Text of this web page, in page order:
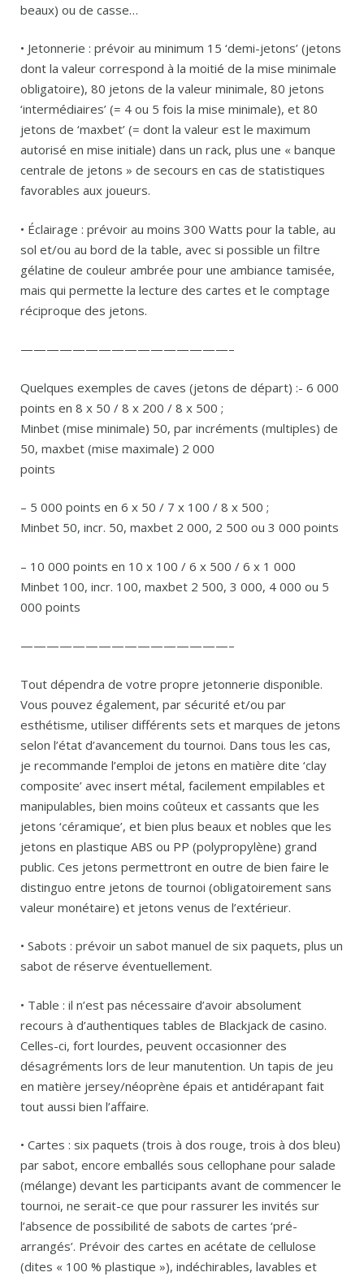
beaux) ou de casse…
• Jetonnerie : prévoir au minimum 15 ‘demi-jetons’ (jetons
dont la valeur correspond à la moitié de la mise minimale
obligatoire), 80 jetons de la valeur minimale, 80 jetons
‘intermédiaires’ (= 4 ou 5 fois la mise minimale), et 80
jetons de ‘maxbet’ (= dont la valeur est le maximum
autorisé en mise initiale) dans un rack, plus une « banque
centrale de jetons » de secours en cas de statistiques
favorables aux joueurs.
• Éclairage : prévoir au moins 300 Watts pour la table, au
sol et/ou au bord de la table, avec si possible un filtre
gélatine de couleur ambrée pour une ambiance tamisée,
mais qui permette la lecture des cartes et le comptage
réciproque des jetons.
————————————————–
Quelques exemples de caves (jetons de départ) :- 6 000
points en 8 x 50 / 8 x 200 / 8 x 500 ;
Minbet (mise minimale) 50, par incréments (multiples) de
50, maxbet (mise maximale) 2 000
points
– 5 000 points en 6 x 50 / 7 x 100 / 8 x 500 ;
Minbet 50, incr. 50, maxbet 2 000, 2 500 ou 3 000 points
– 10 000 points en 10 x 100 / 6 x 500 / 6 x 1 000
Minbet 100, incr. 100, maxbet 2 500, 3 000, 4 000 ou 5
000 points
————————————————–
Tout dépendra de votre propre jetonnerie disponible.
Vous pouvez également, par sécurité et/ou par
esthétisme, utiliser différents sets et marques de jetons
selon l’état d’avancement du tournoi. Dans tous les cas,
je recommande l’emploi de jetons en matière dite ‘clay
composite’ avec insert métal, facilement empilables et
manipulables, bien moins coûteux et cassants que les
jetons ‘céramique’, et bien plus beaux et nobles que les
jetons en plastique ABS ou PP (polypropylène) grand
public. Ces jetons permettront en outre de bien faire le
distinguo entre jetons de tournoi (obligatoirement sans
valeur monétaire) et jetons venus de l’extérieur.
• Sabots : prévoir un sabot manuel de six paquets, plus un
sabot de réserve éventuellement.
• Table : il n’est pas nécessaire d’avoir absolument
recours à d’authentiques tables de Blackjack de casino.
Celles-ci, fort lourdes, peuvent occasionner des
désagréments lors de leur manutention. Un tapis de jeu
en matière jersey/néoprène épais et antidérapant fait
tout aussi bien l’affaire.
• Cartes : six paquets (trois à dos rouge, trois à dos bleu)
par sabot, encore emballés sous cellophane pour salade
(mélange) devant les participants avant de commencer le
tournoi, ne serait-ce que pour rassurer les invités sur
l’absence de possibilité de sabots de cartes ‘pré-
arrangés’. Prévoir des cartes en acétate de cellulose
(dites « 100 % plastique »), indéchirables, lavables et